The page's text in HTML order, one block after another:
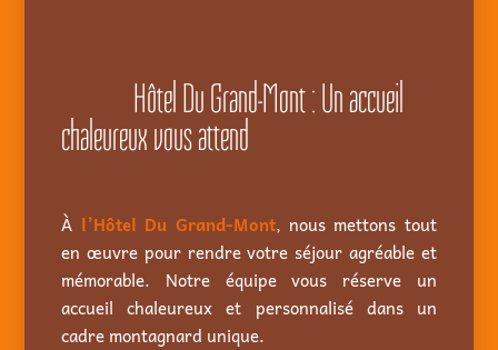
Hôtel Du Grand-Mont :Un accueil
chaleureux vous attend
À l’Hôtel Du Grand-Mont, nous mettons tout
en œuvre pour rendre votre séjour agréable et
mémorable. Notre équipe vous réserve un
accueil chaleureux et personnalisé dans un
cadre montagnard unique.